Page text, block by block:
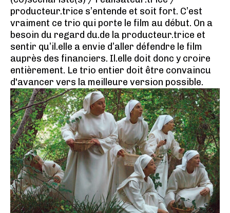
producteur.trice s’entende et soit fort. C’est
vraiment ce trio qui porte le film au début. On a
besoin du regard du.de la producteur.trice et
sentir qu’il.elle a envie d’aller défendre le film
auprès des financiers. Il.elle doit donc y croire
entièrement. Le trio entier doit être convaincu
d'avancer vers la meilleure version possible.